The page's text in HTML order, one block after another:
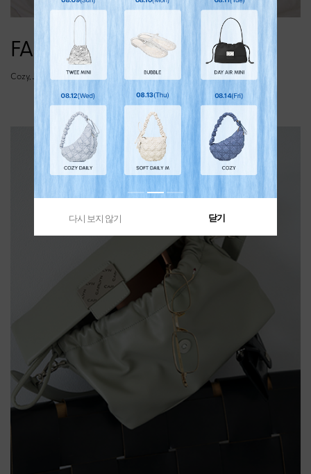
FABRIC LINE
Cozy, Joy, Soft, Luke, Lane, Cushy
다시 보지 않기 닫기